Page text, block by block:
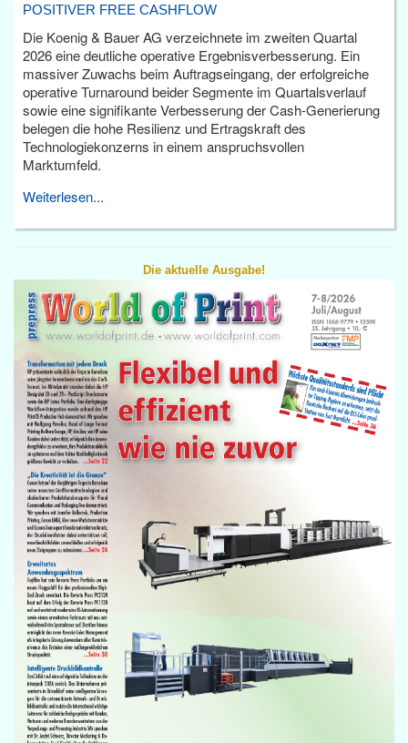
POSITIVER FREE CASHFLOW
Die Koenig & Bauer AG verzeichnete im zweiten Quartal
2026 eine deutliche operative Ergebnisverbesserung. Ein
massiver Zuwachs beim Auftragseingang, der erfolgreiche
operative Turnaround beider Segmente im Quartalsverlauf
sowie eine signifikante Verbesserung der Cash-Generierung
belegen die hohe Resilienz und Ertragskraft des
Technologiekonzerns in einem anspruchsvollen
Marktumfeld.
Weiterlesen...
Die aktuelle Ausgabe!